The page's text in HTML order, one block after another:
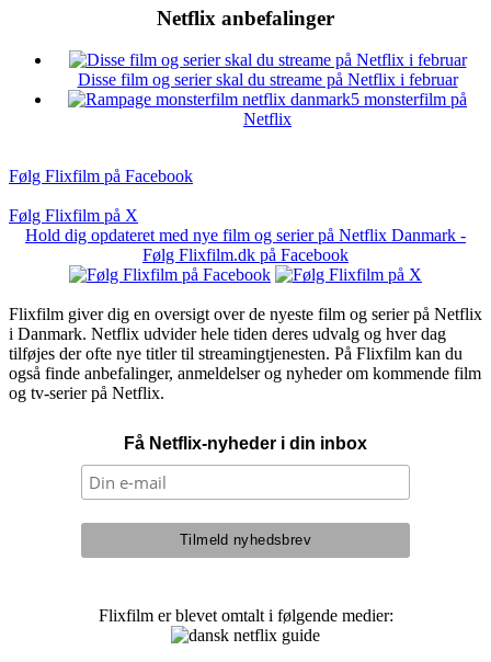
Netflix anbefalinger
Disse film og serier skal du streame på Netflix i februar
5 monsterfilm på
Netflix
Følg Flixfilm på Facebook
Følg Flixfilm på X
Hold dig opdateret med nye film og serier på Netflix Danmark -
Følg Flixfilm.dk på Facebook
Flixfilm giver dig en oversigt over de nyeste film og serier på Netflix
i Danmark. Netflix udvider hele tiden deres udvalg og hver dag
tilføjes der ofte nye titler til streamingtjenesten. På Flixfilm kan du
også finde anbefalinger, anmeldelser og nyheder om kommende film
og tv-serier på Netflix.
Få Netflix-nyheder i din inbox
Flixfilm er blevet omtalt i følgende medier: